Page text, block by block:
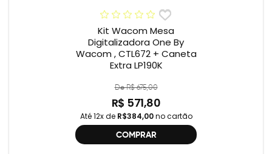
Kit Wacom Mesa
Digitalizadora One By
Wacom , CTL672 + Caneta
Extra LP190K
De R$ 675,00
R$ 571,80
Até 12x de R$384,00no cartão
COMPRAR